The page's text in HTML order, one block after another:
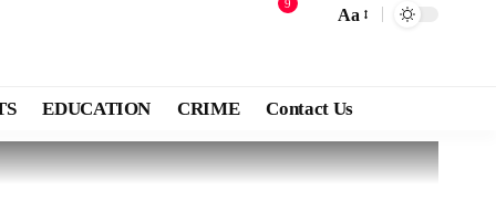
9
Aa
EDUCATION CRIME Contact Us